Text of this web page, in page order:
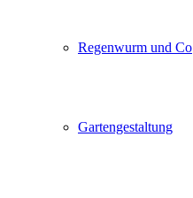
Regenwurm und Co
Gartengestaltung